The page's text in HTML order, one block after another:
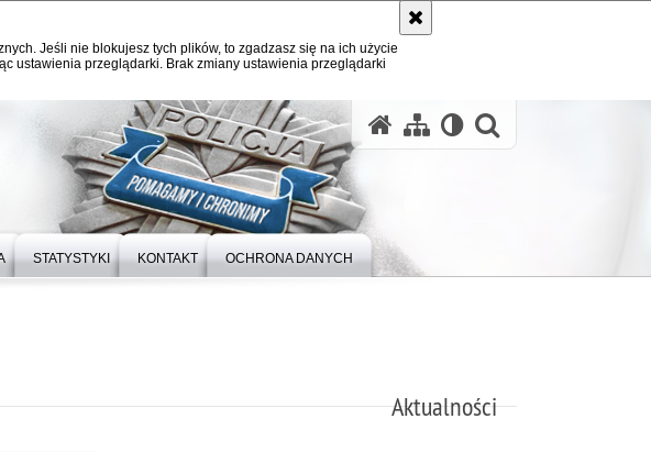
Jeśli nie blokujesz tych plików, to zgadzasz się na ich użycie
ustawienia przeglądarki. Brak zmiany ustawienia przeglądarki
STATYSTYKI KONTAKT OCHRONA DANYCH
Aktualności